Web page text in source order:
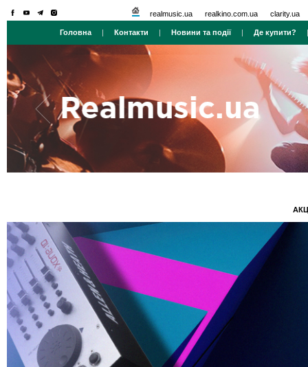
realmusic.ua realkino.com.ua clarity.ua
Головна | Контакти | Новини та події| Де купити?